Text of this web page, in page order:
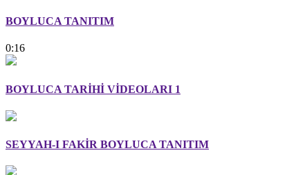
BOYLUCA TANITIM
0:16
BOYLUCA TARİHİ VİDEOLARI 1
SEYYAH-I FAKİR BOYLUCA TANITIM